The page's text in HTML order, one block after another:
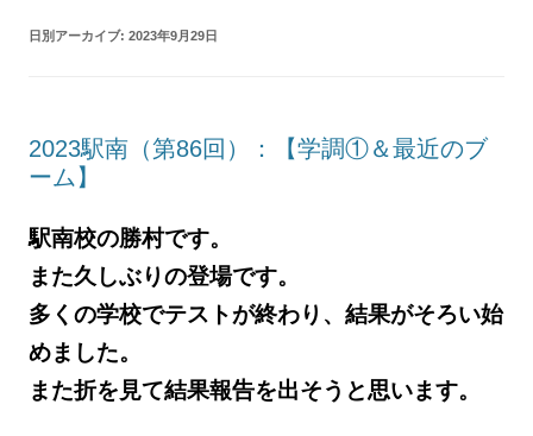
日別アーカイブ: 2023年9月29日
2023駅南（第86回）：【学調①＆最近のブ
ーム】
駅南校の勝村です。
また久しぶりの登場です。
多くの学校でテストが終わり、結果がそろい始
めました。
また折を見て結果報告を出そうと思います。